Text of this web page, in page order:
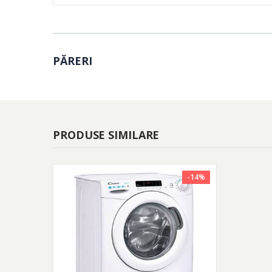
Spalare manuala
Acest program permite spalarea delicata a unor
temperatura de 20C, utilizand o cantitate mult mai
apei, ceea ce poate duce la deteriorarea hainelor.
PĂRERI
PRODUSE SIMILARE
-14%